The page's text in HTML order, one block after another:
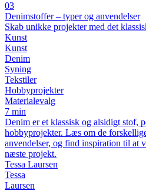
03
Denimstoffer – typer og anvendelser
Skab unikke projekter med det
Kunst
Kunst
Denim
Syning
Tekstiler
Hobbyprojekter
Materialevalg
7 min
Denim er et klassisk og alsidigt stof,
hobbyprojekter. Læs om de
anvendelser, og find inspiration til at
næste projekt.
Tessa Laursen
Tessa
Laursen